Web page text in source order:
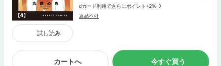
試し読み
dカード利用でさらにポイント+2%
返品不可
カートへ 今すぐ買う